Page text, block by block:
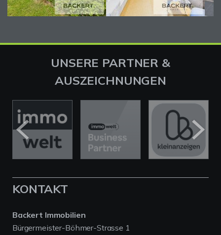
UNSERE PARTNER &
AUSZEICHNUNGEN
KONTAKT
Backert Immobilien
Bürgermeister-Böhmer-Strasse 1